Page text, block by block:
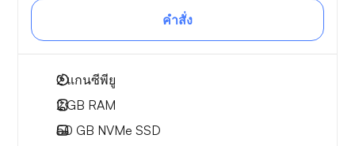
คำสั่ง
2แกนซีพียู
2 GB RAM
50 GB NVMe SSD